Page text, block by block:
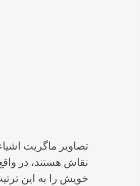
خويش را به اين